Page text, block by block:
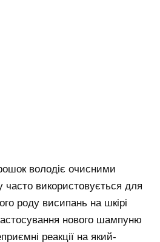
володіє очисними
використовується для
роду висипань на шкірі
нового шампуню
реакції на який-